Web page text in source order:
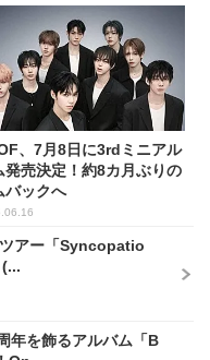
、7月8日に3rdミニアル
発売決定！約8カ月ぶりの
バックへ
アー「Syncopatio
年を飾るアルバム「B